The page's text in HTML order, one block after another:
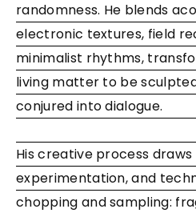
randomness. He blends
electronic textures, field
minimalist rhythms,
living matter to be
conjured into dialogue.
His creative process
experimentation, and
chopping and sampling: